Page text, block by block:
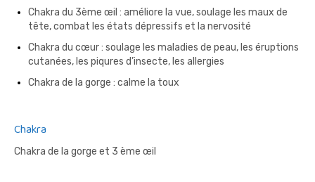
Chakra du 3ème œil : améliore la vue, soulage les maux de
tête, combat les états dépressifs et la nervosité
Chakra du cœur : soulage les maladies de peau, les éruptions
cutanées, les piqures d’insecte, les allergies
Chakra de la gorge : calme la toux
Chakra
Chakra de la gorge et 3 ème œil